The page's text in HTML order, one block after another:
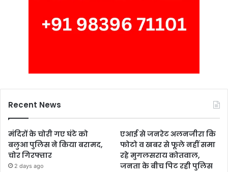
Recent News
मंदिरों के चोरी गए घंटे को
बलुआ पुलिस ने किया बरामद,
चोर गिरफ्तार
2 days ago
एआई से जनरेट अलनजीरा कि
फोटो व खबर से फूले नहीं समा
रहे मुगलसराय कोतवाल,
जनता के बीच पिट रही पुलिस